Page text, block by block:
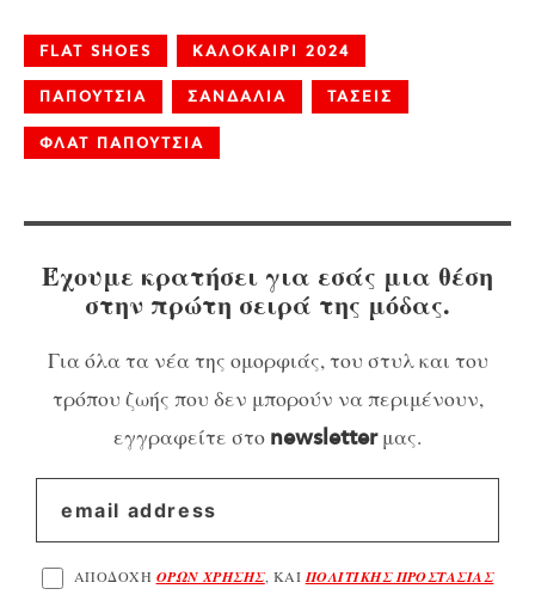
FLAT SHOES ΚΑΛΟΚΑΙΡΙ 2024
ΠΑΠΟΥΤΣΙΑ ΣΑΝΔΑΛΙΑ ΤΑΣΕΙΣ
ΦΛΑΤ ΠΑΠΟΥΤΣΙΑ
Έχουμε κρατήσει για εσάς μια θέση
στην πρώτη σειρά της μόδας.
Για όλα τα νέα της ομορφιάς, του στυλ και του
τρόπου ζωής που δεν μπορούν να περιμένουν,
εγγραφείτε στο newsletterμας.
ΑΠΟΔΟΧΗ ΟΡΩΝ ΧΡΗΣΗΣ, ΚΑΙ ΠΟΛΙΤΙΚΗΣ ΠΡΟΣΤΑΣΙΑΣ